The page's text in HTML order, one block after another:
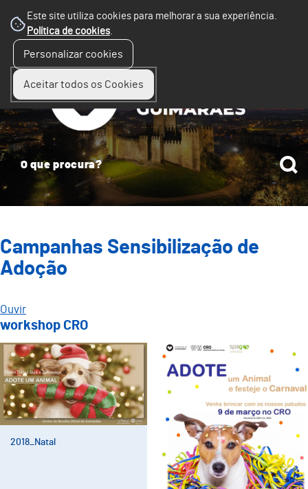
Este site utiliza cookies para melhorar a sua experiência.
Política de cookies.
Personalizar cookies
Aceitar todos os Cookies
Campanhas Sensibilização de
Adoção
Ouvir
workshop CRO
2018_Natal